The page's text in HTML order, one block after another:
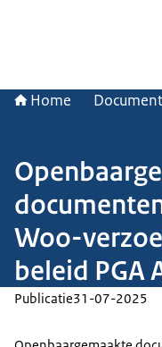
Home
Woo-
beleid PGA
Publicatie31-07-2025